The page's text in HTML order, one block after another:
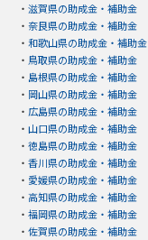
・ 滋賀県の助成金・補助金
・ 奈良県の助成金・補助金
・ 和歌山県の助成金・補助金
・ 鳥取県の助成金・補助金
・ 島根県の助成金・補助金
・ 岡山県の助成金・補助金
・ 広島県の助成金・補助金
・ 山口県の助成金・補助金
・ 徳島県の助成金・補助金
・ 香川県の助成金・補助金
・ 愛媛県の助成金・補助金
・ 高知県の助成金・補助金
・ 福岡県の助成金・補助金
・ 佐賀県の助成金・補助金